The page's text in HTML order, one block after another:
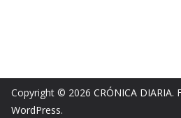
Copyright © 2026 CRÓNICA DIARIA.
WordPress.